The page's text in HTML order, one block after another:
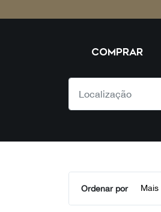
COMPRAR
Ordenar por